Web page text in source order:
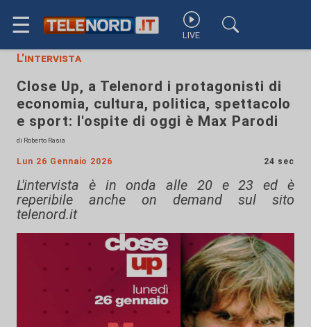
☰ LIVE
L'intervista
Close Up, a Telenord i protagonisti di
economia, cultura, politica, spettacolo
e sport: l'ospite di oggi è Max Parodi
di Roberto Rasia
Lun 26 Gennaio 2026 24 sec
L'intervista è in onda alle 20 e 23 ed è
reperibile anche on demand sul sito
telenord.it